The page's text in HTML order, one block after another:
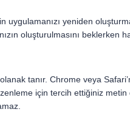
uygulamanızı yeniden
oluşturulmasını
tanır. Chrome veya
için tercih ettiğiniz